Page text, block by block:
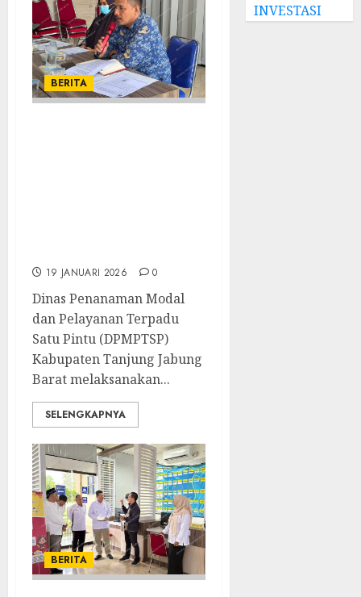
BERITA
19 JANUARI 2026 0
Dinas Penanaman Modal
dan Pelayanan Terpadu
Satu Pintu (DPMPTSP)
Kabupaten Tanjung Jabung
Barat melaksanakan...
SELENGKAPNYA
BERITA
INVESTASI